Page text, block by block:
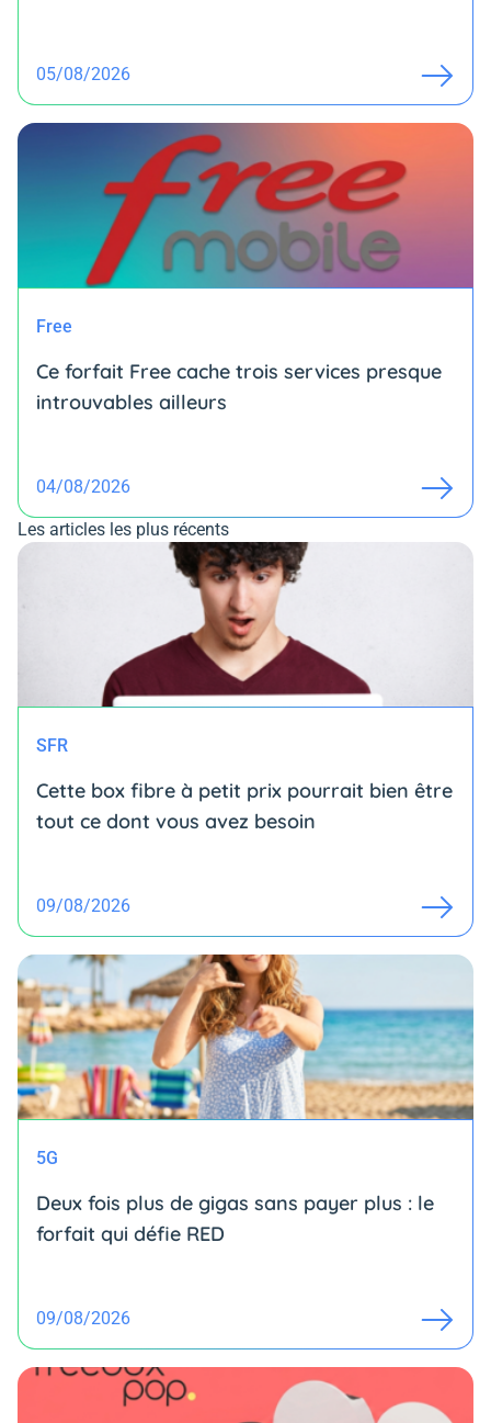
05/08/2026
Free
Ce forfait Free cache trois services presque
introuvables ailleurs
04/08/2026
Les articles les plus récents
SFR
Cette box fibre à petit prix pourrait bien être
tout ce dont vous avez besoin
09/08/2026
5G
Deux fois plus de gigas sans payer plus : le
forfait qui défie RED
09/08/2026